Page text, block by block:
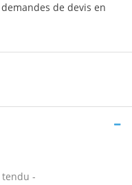
de devis en
tendu -